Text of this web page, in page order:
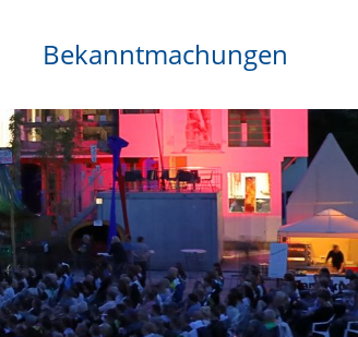
Bekanntmachungen